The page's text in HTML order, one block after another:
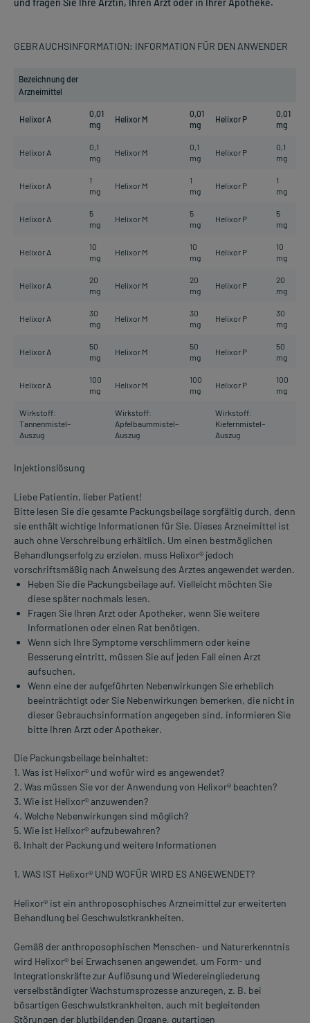
und fragen Sie Ihre Ärztin, Ihren Arzt oder in Ihrer Apotheke.
GEBRAUCHSINFORMATION: INFORMATION FÜR DEN ANWENDER
Bezeichnung der
Arzneimittel
Helixor A
0,01
mg
Helixor M
0,01
mg
Helixor P
0,01
mg
Helixor A
0,1
mg
Helixor M
0,1
mg
Helixor P
0,1
mg
Helixor A
1
mg
Helixor M
1
mg
Helixor P
1
mg
Helixor A
5
mg
Helixor M
5
mg
Helixor P
5
mg
Helixor A
10
mg
Helixor M
10
mg
Helixor P
10
mg
Helixor A
20
mg
Helixor M
20
mg
Helixor P
20
mg
Helixor A
30
mg
Helixor M
30
mg
Helixor P
30
mg
Helixor A
50
mg
Helixor M
50
mg
Helixor P
50
mg
Helixor A
100
mg
Helixor M
100
mg
Helixor P
100
mg
Wirkstoff:
Tannenmistel–
Auszug
Wirkstoff:
Apfelbaummistel–
Auszug
Wirkstoff:
Kiefernmistel–
Auszug
Injektionslösung
Liebe Patientin, lieber Patient!
Bitte lesen Sie die gesamte Packungsbeilage sorgfältig durch, denn
sie enthält wichtige Informationen für Sie. Dieses Arzneimittel ist
auch ohne Verschreibung erhältlich. Um einen bestmöglichen
Behandlungserfolg zu erzielen, muss Helixor® jedoch
vorschriftsmäßig nach Anweisung des Arztes angewendet werden.
Heben Sie die Packungsbeilage auf. Vielleicht möchten Sie
diese später nochmals lesen.
Fragen Sie Ihren Arzt oder Apotheker, wenn Sie weitere
Informationen oder einen Rat benötigen.
Wenn sich Ihre Symptome verschlimmern oder keine
Besserung eintritt, müssen Sie auf jeden Fall einen Arzt
aufsuchen.
Wenn eine der aufgeführten Nebenwirkungen Sie erheblich
beeinträchtigt oder Sie Nebenwirkungen bemerken, die nicht in
dieser Gebrauchsinformation angegeben sind, informieren Sie
bitte Ihren Arzt oder Apotheker.
Die Packungsbeilage beinhaltet:
1. Was ist Helixor® und wofür wird es angewendet?
2. Was müssen Sie vor der Anwendung von Helixor® beachten?
3. Wie ist Helixor® anzuwenden?
4. Welche Nebenwirkungen sind möglich?
5. Wie ist Helixor® aufzubewahren?
6. Inhalt der Packung und weitere Informationen
1. WAS IST Helixor® UND WOFÜR WIRD ES ANGEWENDET?
Helixor® ist ein anthroposophisches Arzneimittel zur erweiterten
Behandlung bei Geschwulstkrankheiten.
Gemäß der anthroposophischen Menschen- und Naturerkenntnis
wird Helixor® bei Erwachsenen angewendet, um Form- und
Integrationskräfte zur Auflösung und Wiedereingliederung
verselbständigter Wachstumsprozesse anzuregen, z. B. bei
bösartigen Geschwulstkrankheiten, auch mit begleitenden
Störungen der blutbildenden Organe, gutartigen